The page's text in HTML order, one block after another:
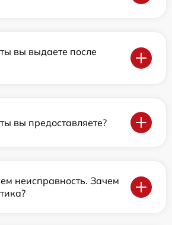
вы выдаете после
вы предоставляете?
неисправность. Зачем